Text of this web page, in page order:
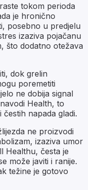
tokom perioda
je hronično
posebno u predjelu
izaziva pojačanu
što dodatno otežava
dok grelin
poremetiti
ne dobija signal
Health, to
napada gladi.
ne proizvodi
izaziva umor
Healthu, česta je
može javiti i ranije.
težine je gotovo